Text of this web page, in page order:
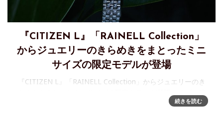
『CITIZEN L』「RAINELL Collection」
からジュエリーのきらめきをまとったミニ
サイズの限定モデルが登場
『CITIZEN L』「RAINELL Collection」からジュエリーのき
計株式会社は、自然の輝きをまとって、ひとつ上の自分にな
続きを読む